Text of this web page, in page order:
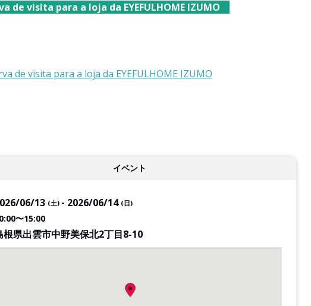
de visita para a loja da EYEFULHOME IZUMO
de visita para a loja da EYEFULHOME IZUMO
イベント
06/13 (土) 2026/06/14 (日)
〜15:00
根県出雲市中野美保北2丁目8-10